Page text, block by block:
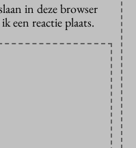
in deze browser
een reactie plaats.